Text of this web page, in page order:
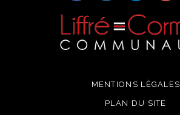
MENTIONS LÉGALES
PLAN DU SITE